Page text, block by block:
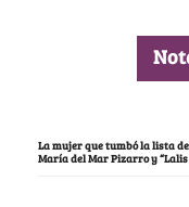
La mujer que tumbó la lista
María del Mar Pizarro y “Lalis